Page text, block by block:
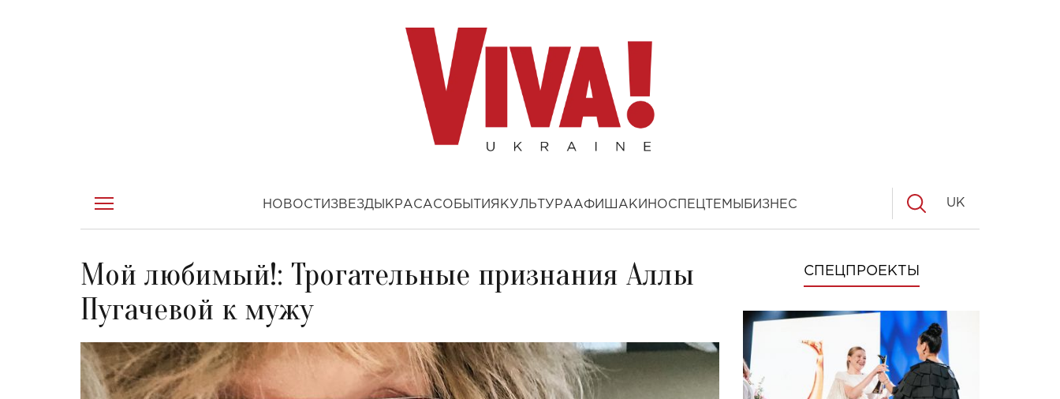
НОВОСТИ ЗВЕЗДЫ КРАСАСОБЫТИЯ КУЛЬТУРААФИША КИНОСПЕЦТЕМЫ БИЗНЕС UK
Мой любимый!: Трогательные признания Аллы
Пугачевой к мужу
СПЕЦПРОЕКТЫ